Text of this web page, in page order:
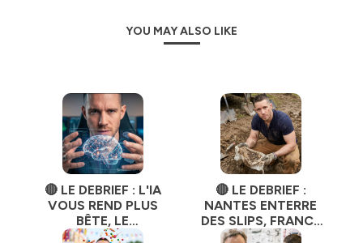
YOU MAY ALSO LIKE
🔴 LE DEBRIEF : L'IA
VOUS REND PLUS
BÊTE, LE
NUTRISCORE EST
🔴 LE DEBRIEF :
NANTES ENTERRE
DES SLIPS, FRANCE
TV BRÛLE 4